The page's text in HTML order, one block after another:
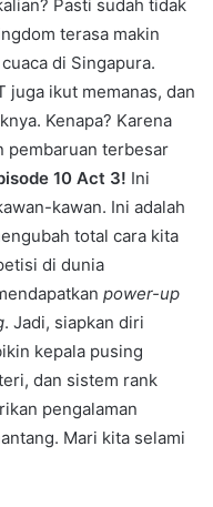
Pasti sudah tidak
terasa makin
di Singapura.
juga ikut memanas, dan
Kenapa? Karena
pembaruan terbesar
10 Act 3! Ini
kawan. Ini adalah
total cara kita
di dunia
power-up
. Jadi, siapkan diri
kepala pusing
dan sistem rank
pengalaman
Mari kita selami